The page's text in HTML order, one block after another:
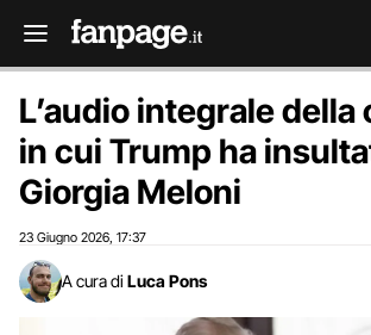
L’audio integrale della
in cui Trump ha
Giorgia Meloni
23 Giugno 2026 17:37
A cura di Luca Pons